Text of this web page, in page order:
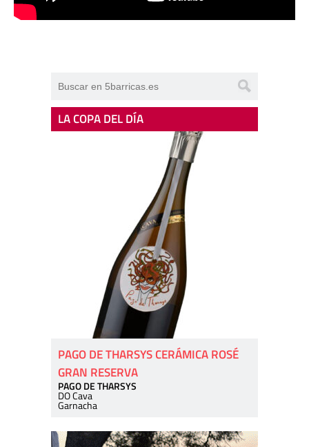
LA COPA DEL DÍA
PAGO DE THARSYS CERÁMICA ROSÉ
GRAN RESERVA
PAGO DE THARSYS
DO Cava
Garnacha